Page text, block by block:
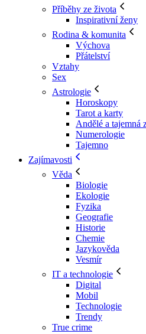
Příběhy ze života
Inspirativní ženy
Rodina & komunita
Výchova
Přátelství
Vztahy
Sex
Astrologie
Horoskopy
Tarot a karty
Andělé a tajemná
Numerologie
Tajemno
Zajímavosti
Věda
Biologie
Ekologie
Fyzika
Geografie
Historie
Chemie
Jazykověda
Vesmír
IT a technologie
Digital
Mobil
Technologie
Trendy
True crime